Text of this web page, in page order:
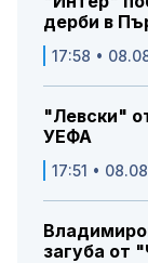
дерби в
17:58 •
"Левски"
УЕФА
17:51 •
загуба от